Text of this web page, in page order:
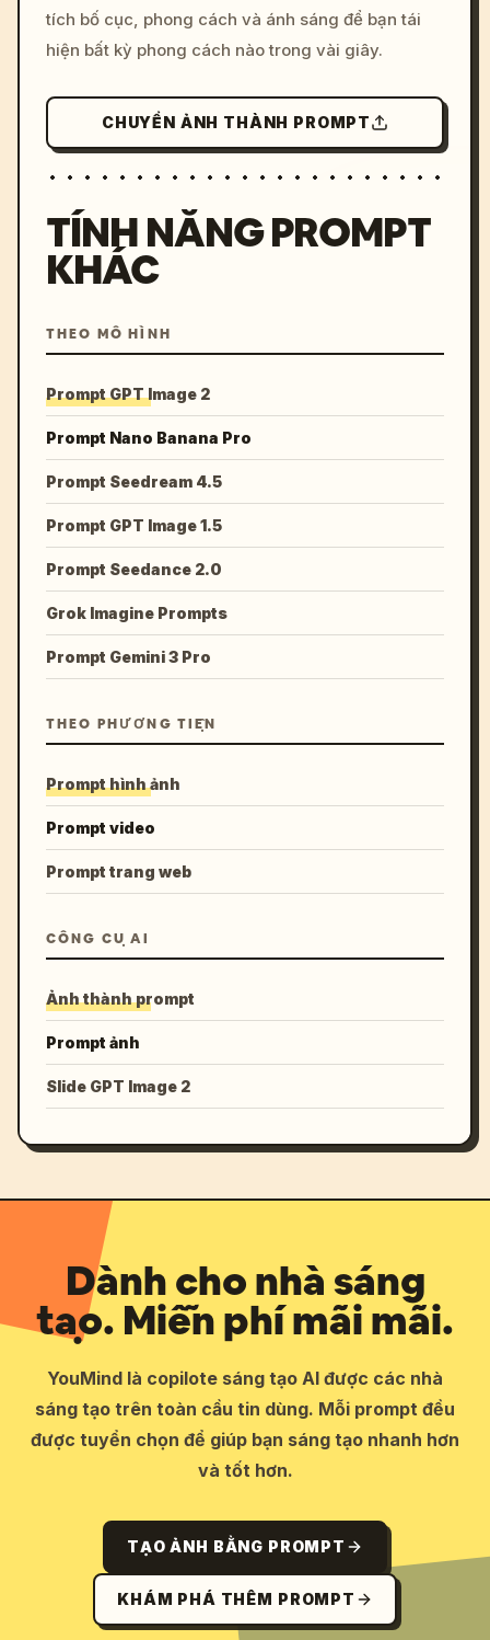
tích bố cục, phong cách và ánh sáng để bạn tái
hiện bất kỳ phong cách nào trong vài giây.
CHUYỂN ẢNH THÀNH PROMPT
TÍNH NĂNG PROMPT
KHÁC
THEO MÔ HÌNH
Prompt GPT Image 2
Prompt Nano Banana Pro
Prompt Seedream 4.5
Prompt GPT Image 1.5
Prompt Seedance 2.0
Grok Imagine Prompts
Prompt Gemini 3 Pro
THEO PHƯƠNG TIỆN
Prompt hình ảnh
Prompt video
Prompt trang web
CÔNG CỤ AI
Ảnh thành prompt
Prompt ảnh
Slide GPT Image 2
Dành cho nhà sáng
tạo. Miễn phí mãi mãi.
YouMind là copilote sáng tạo AI được các nhà
sáng tạo trên toàn cầu tin dùng. Mỗi prompt đều
được tuyển chọn để giúp bạn sáng tạo nhanh hơn
và tốt hơn.
TẠO ẢNH BẰNG PROMPT
KHÁM PHÁ THÊM PROMPT